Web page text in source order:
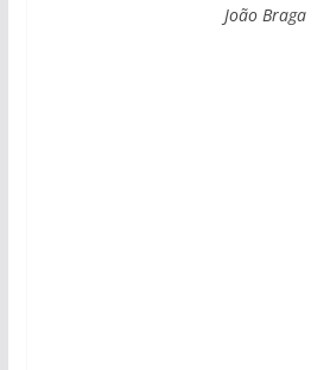
João Braga